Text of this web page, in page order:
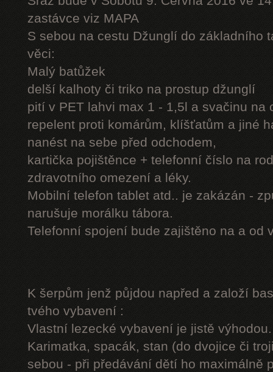
zastávce viz MAPA
S sebou na cestu Džunglí do základního
věci:
Malý batůžek
delší kalhoty či triko na prostup džunglí
pití v PET lahvi max 1 - 1,5l a svačinu na
repelent proti komárům, klíšťatům a jiné
nanést na sebe před odchodem,
kartička pojištěnce + telefonní číslo na
zdravotního omezení a léky.
Mobilní telefon tablet atd.. je zakázán -
narušuje morálku tábora.
Telefonní spojení bude zajištěno na a od
K šerpům jenž půjdou napřed a založí
tvého vybavení :
Vlastní lezecké vybavení je jistě výhodou.
Karimatka, spacák, stan (do dvojice či
sebou - při předávání dětí ho maximálně